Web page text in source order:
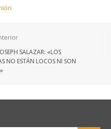
SALAZAR: «LOS
NO ESTÁN LOCOS NI SON